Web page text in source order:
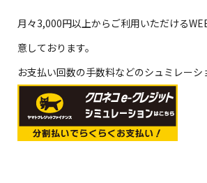
月々3,000円以上からご利用いただける
意しております。
お支払い回数の手数料などのシュミレーシ